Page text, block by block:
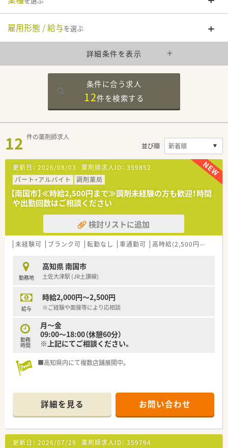
雇用形態 / 給与を選ぶ
詳細条件を表示
条件に合う求人
12件を検索する
12 件の薬剤師求人
並び順
更新日： 2026/08/03 薬剤師求人ID： 359852
パート・アルバイト
調剤薬局
【南国市】≪時給2,500円まで≫調剤未経験の方も歓迎！時間
や出勤回数はご相談ください
検討リストに追加
未経験可 ブランク可 転勤なし 車通勤可 高時給(2,500円以上)
勤務地
高知県 南国市
土佐大津駅 (JR土讃線)
給与
時給2,000円～2,500円
※ご経験や面接等により応相談
勤務
時間
月～金
09:00～18:00（休憩60分）
※上記にてご相談ください。
■高知県内にて複数店舗展開中。
詳細を見る お問い合わせ
更新日： 2026/07/29 薬剤師求人ID： 359794